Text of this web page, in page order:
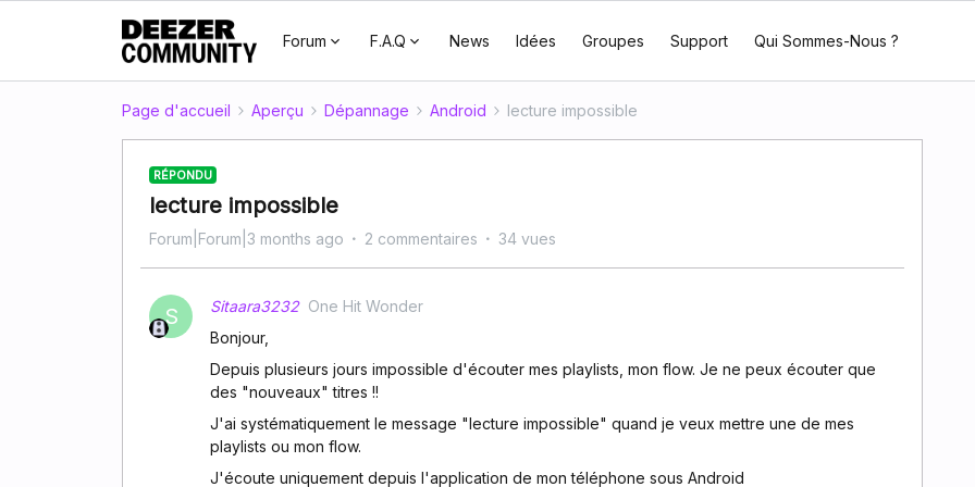
Forum F.A.Q News Idées Groupes Support Qui Sommes-Nous ?
Page d'accueil Aperçu Dépannage Android lecture impossible
RÉPONDU
lecture impossible
Forum|Forum|3 months ago 2 commentaires 34 vues
S Sitaara3232 One Hit Wonder
Bonjour,
Depuis plusieurs jours impossible d'écouter mes playlists, mon flow. Je ne peux écouter que
des "nouveaux" titres !!
J'ai systématiquement le message "lecture impossible" quand je veux mettre une de mes
playlists ou mon flow.
J'écoute uniquement depuis l'application de mon téléphone sous Android